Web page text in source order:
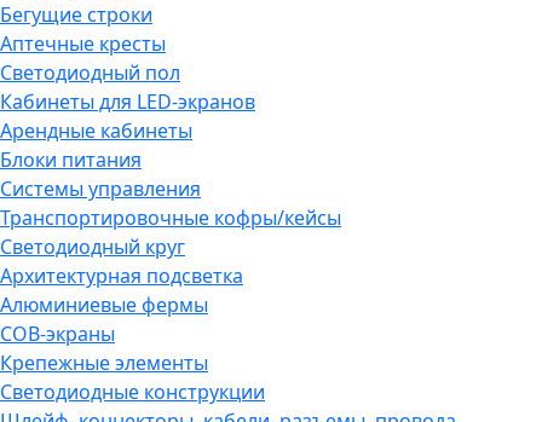
Бегущие строки
Аптечные кресты
Светодиодный пол
Кабинеты для LED-экранов
Арендные кабинеты
Блоки питания
Системы управления
Транспортировочные кофры/кейсы
Светодиодный круг
Архитектурная подсветка
Алюминиевые фермы
COB-экраны
Крепежные элементы
Светодиодные конструкции